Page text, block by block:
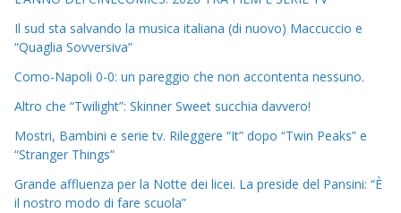
Il sud sta salvando la musica italiana (di nuovo) Maccuccio e
“Quaglia Sovversiva”
Como-Napoli 0-0: un pareggio che non accontenta nessuno.
Altro che “Twilight”: Skinner Sweet succhia davvero!
Mostri, Bambini e serie tv. Rileggere “It” dopo “Twin Peaks” e
“Stranger Things”
Grande affluenza per la Notte dei licei. La preside del Pansini: “È
il nostro modo di fare scuola”